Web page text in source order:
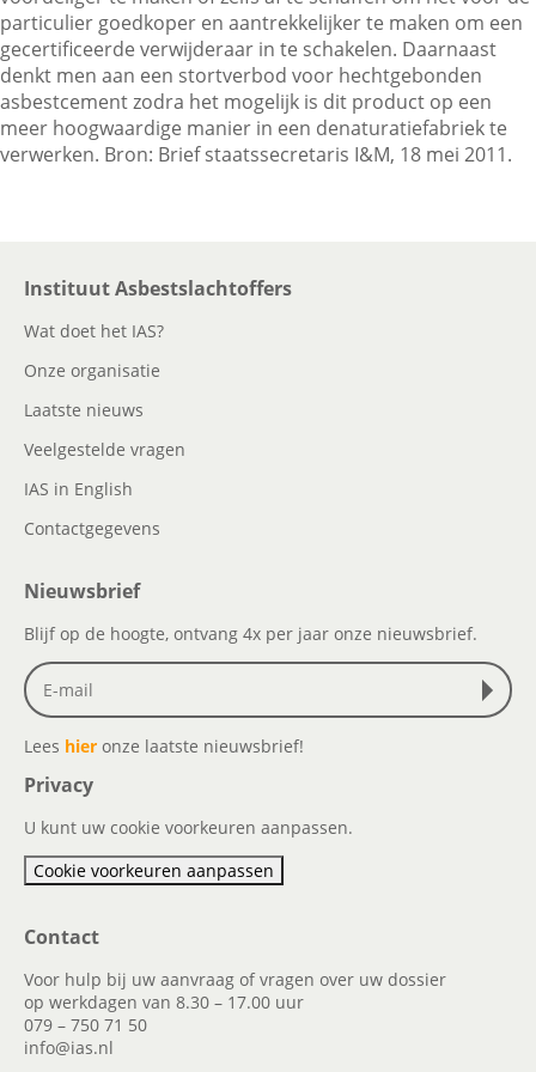
Contactgegevens
Zoeken
particulier goedkoper en aantrekkelijker te maken om een
gecertificeerde verwijderaar in te schakelen. Daarnaast
denkt men aan een stortverbod voor hechtgebonden
asbestcement zodra het mogelijk is dit product op een
meer hoogwaardige manier in een denaturatiefabriek te
verwerken. Bron: Brief staatssecretaris I&M, 18 mei 2011.
Instituut Asbestslachtoffers
Wat doet het IAS?
Onze organisatie
Laatste nieuws
Veelgestelde vragen
IAS in English
Contactgegevens
Nieuwsbrief
Blijf op de hoogte, ontvang 4x per jaar onze nieuwsbrief.
Lees hier onze laatste nieuwsbrief!
Privacy
U kunt uw cookie voorkeuren aanpassen.
Cookie voorkeuren aanpassen
Contact
Voor hulp bij uw aanvraag of vragen over uw dossier
op werkdagen van 8.30 – 17.00 uur
079 – 750 71 50
info@ias.nl